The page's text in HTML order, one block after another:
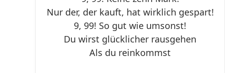
Nur der, der kauft, hat wirklich gespart!
9, 99! So gut wie umsonst!
Du wirst glücklicher rausgehen
Als du reinkommst